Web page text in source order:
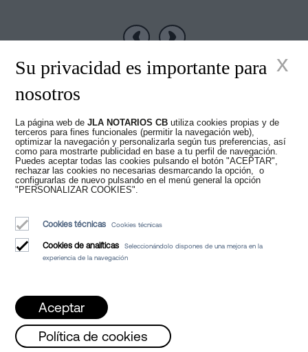
Nuevos tiempos en
el Notariado
Luis Alberto Álvarez Moreno
Notarios de Barcelona y Notarios online para toda España
Servicios
Su privacidad es importante para
nosotros
La página web de JLA NOTARIOS CB utiliza cookies propias y de
terceros para fines funcionales (permitir la navegación web),
optimizar la navegación y personalizarla según tus preferencias, así
como para mostrarte publicidad en base a tu perfil de navegación.
Puedes aceptar todas las cookies pulsando el botón "ACEPTAR",
rechazar las cookies no necesarias desmarcando la opción, o
configurarlas de nuevo pulsando en el menú general la opción
"PERSONALIZAR COOKIES".
Cookies técnicas Cookies técnicas
Cookies de analíticas
Seleccionándolo dispones de una mejora en la
experiencia de la navegación
Aceptar
Política de cookies
x